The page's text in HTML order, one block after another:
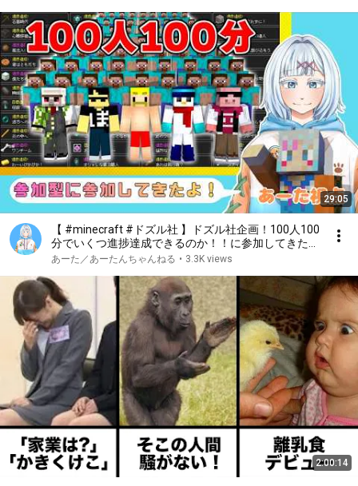
29:05
【 #minecraft #ドズル社 】ドズル社企画！100人100
分でいくつ進捗達成できるのか！！に参加してきた
よ！【あーた視点】
あーた／あーたんちゃんねる • 3.3K views
2:00:14